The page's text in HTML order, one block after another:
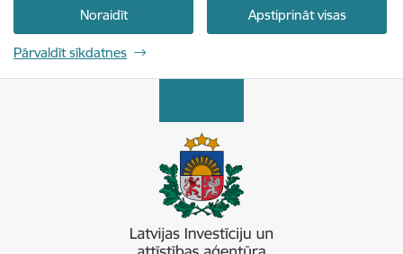
Noraidīt Apstiprināt visas
Pārvaldīt sīkdatnes